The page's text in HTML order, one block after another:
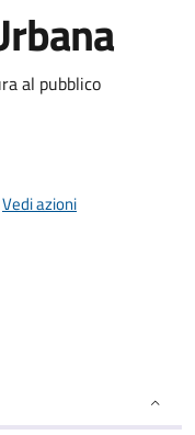
al pubblico
Vedi azioni